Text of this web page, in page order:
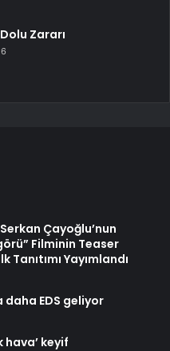
Zararı
Çayoğlu’nun
Filminin Teaser
Yayımlandı
daha EDS geliyor
hava’ keyif